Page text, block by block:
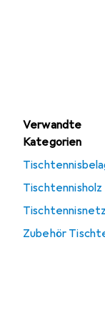
Verwandte
Kategorien
Tischtennisholz
Tischtennisnetz
Zubehör